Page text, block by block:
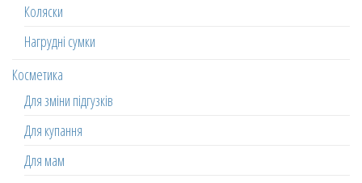
Коляски
Нагрудні сумки
Косметика
Для зміни підгузків
Для купання
Для мам